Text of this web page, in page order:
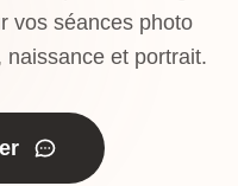
vos séances photo
et portrait.